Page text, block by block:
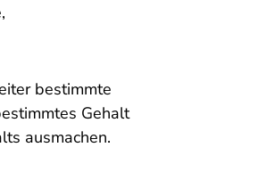
bestimmte
Gehalt
ausmachen.